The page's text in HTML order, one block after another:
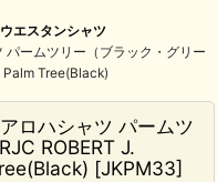
エスタンシャツ
ームツリー（ブラック・グリー
Tree(Black)
ロハシャツ パームツ
ROBERT J.
[JKPM33]